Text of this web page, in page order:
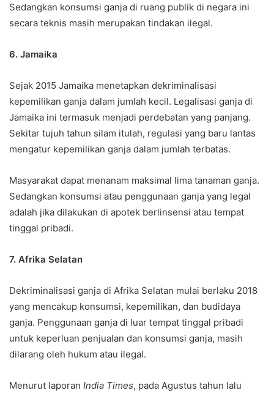
Sedangkan konsumsi ganja di ruang publik di negara ini
secara teknis masih merupakan tindakan ilegal.
6. Jamaika
Sejak 2015 Jamaika menetapkan dekriminalisasi
kepemilikan ganja dalam jumlah kecil. Legalisasi ganja di
Jamaika ini termasuk menjadi perdebatan yang panjang.
Sekitar tujuh tahun silam itulah, regulasi yang baru lantas
mengatur kepemilikan ganja dalam jumlah terbatas.
Masyarakat dapat menanam maksimal lima tanaman ganja.
Sedangkan konsumsi atau penggunaan ganja yang legal
adalah jika dilakukan di apotek berlinsensi atau tempat
tinggal pribadi.
7. Afrika Selatan
Dekriminalisasi ganja di Afrika Selatan mulai berlaku 2018
yang mencakup konsumsi, kepemilikan, dan budidaya
ganja. Penggunaan ganja di luar tempat tinggal pribadi
untuk keperluan penjualan dan konsumsi ganja, masih
dilarang oleh hukum atau ilegal.
Menurut laporan India Times, pada Agustus tahun lalu